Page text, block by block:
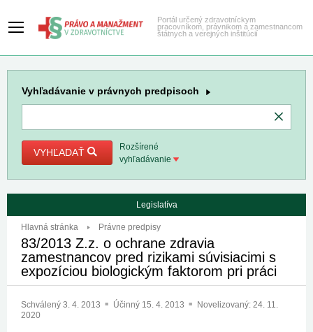
Portál určený zdravotníckym
pracovníkom, právnikom a zamestnancom
štátnych a verejných inštitúcií
Vyhľadávanie v právnych predpisoch
VYHĽADAŤ
Rozšírené
vyhľadávanie
Legislatíva
Hlavná stránka Právne predpisy
83/2013 Z.z. o ochrane zdravia
zamestnancov pred rizikami súvisiacimi s
expozíciou biologickým faktorom pri práci
Schválený 3. 4. 2013 Účinný 15. 4. 2013 Novelizovaný: 24. 11.
2020